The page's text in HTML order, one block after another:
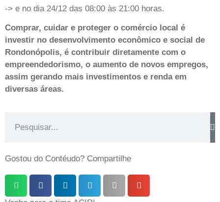
-> e no dia 24/12 das 08:00 às 21:00 horas.
Comprar, cuidar e proteger o comércio local é
investir no desenvolvimento econômico e social de
Rondonópolis, é contribuir diretamente com o
empreendedorismo, o aumento de novos empregos,
assim gerando mais investimentos e renda em
diversas áreas.
Gostou do Contéudo? Compartilhe